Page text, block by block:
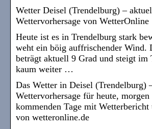
Wetter Deisel (Trendelburg) –
Wettervorhersage von WetterOnline
Heute ist es in Trendelburg stark
weht ein böig auffrischender Wind.
beträgt aktuell 9 Grad und steigt im
kaum weiter …
Das Wetter in Deisel (Trendelburg)
Wettervorhersage für heute,
kommenden Tage mit Wetterbericht
von wetteronline.de